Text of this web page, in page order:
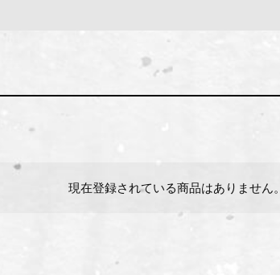
現在登録されている商品はありません。